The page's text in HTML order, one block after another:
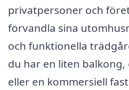
privatpersoner och
förvandla sina
och funktionella
du har en liten
eller en kommersiell